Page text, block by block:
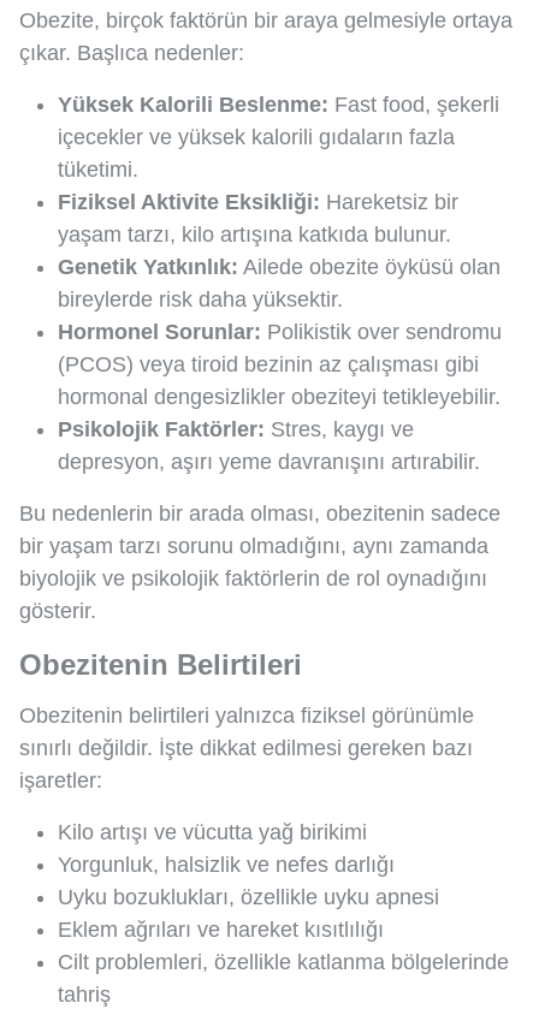
Obezite, birçok faktörün bir araya gelmesiyle ortaya
çıkar. Başlıca nedenler:
Yüksek Kalorili Beslenme: Fast food, şekerli
içecekler ve yüksek kalorili gıdaların fazla
tüketimi.
Fiziksel Aktivite Eksikliği: Hareketsiz bir
yaşam tarzı, kilo artışına katkıda bulunur.
Genetik Yatkınlık: Ailede obezite öyküsü olan
bireylerde risk daha yüksektir.
Hormonel Sorunlar: Polikistik over sendromu
(PCOS) veya tiroid bezinin az çalışması gibi
hormonal dengesizlikler obeziteyi tetikleyebilir.
Psikolojik Faktörler: Stres, kaygı ve
depresyon, aşırı yeme davranışını artırabilir.
Bu nedenlerin bir arada olması, obezitenin sadece
bir yaşam tarzı sorunu olmadığını, aynı zamanda
biyolojik ve psikolojik faktörlerin de rol oynadığını
gösterir.
Obezitenin Belirtileri
Obezitenin belirtileri yalnızca fiziksel görünümle
sınırlı değildir. İşte dikkat edilmesi gereken bazı
işaretler:
Kilo artışı ve vücutta yağ birikimi
Yorgunluk, halsizlik ve nefes darlığı
Uyku bozuklukları, özellikle uyku apnesi
Eklem ağrıları ve hareket kısıtlılığı
Cilt problemleri, özellikle katlanma bölgelerinde
tahriş